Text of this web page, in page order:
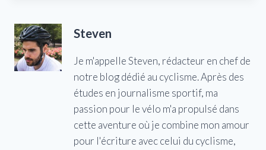
Steven
Je m'appelle Steven, rédacteur en chef de
notre blog dédié au cyclisme. Après des
études en journalisme sportif, ma
passion pour le vélo m'a propulsé dans
cette aventure où je combine mon amour
pour l'écriture avec celui du cyclisme,